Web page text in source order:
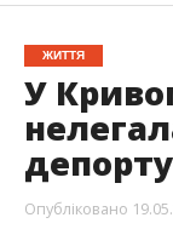
ЖИТТЯ
У
Опубліковано